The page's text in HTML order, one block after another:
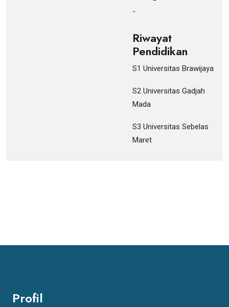
-
Riwayat
Pendidikan
S1 Universitas Brawijaya
S2 Universitas Gadjah
Mada
S3 Universitas Sebelas
Maret
Profil